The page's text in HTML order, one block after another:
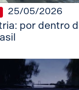
25/05/2026
por dentro